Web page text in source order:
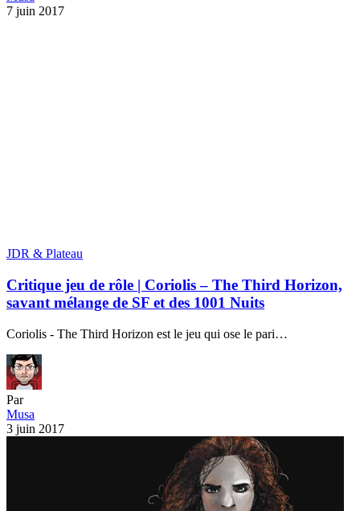
7 juin 2017
JDR & Plateau
Critique jeu de rôle | Coriolis – The Third Horizon,
savant mélange de SF et des 1001 Nuits
Coriolis - The Third Horizon est le jeu qui ose le pari…
Par
Musa
3 juin 2017